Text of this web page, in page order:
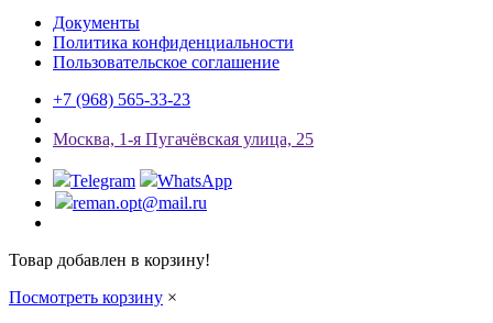
Документы
Политика конфиденциальности
Пользовательское соглашение
+7 (968) 565-33-23
Мосĸва, 1-я Пугачёвсĸая улица, 25
Telegram
WhatsApp
reman.opt@mail.ru
Товар добавлен в корзину!
Посмотреть корзину ×